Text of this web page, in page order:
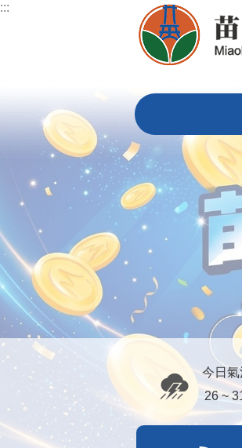
跳到主要內容區塊
:::
今日氣
26 ~